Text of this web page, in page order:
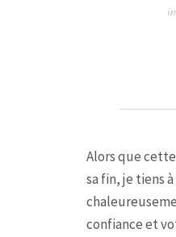
in
Alors que
sa fin, je tiens
confiance et